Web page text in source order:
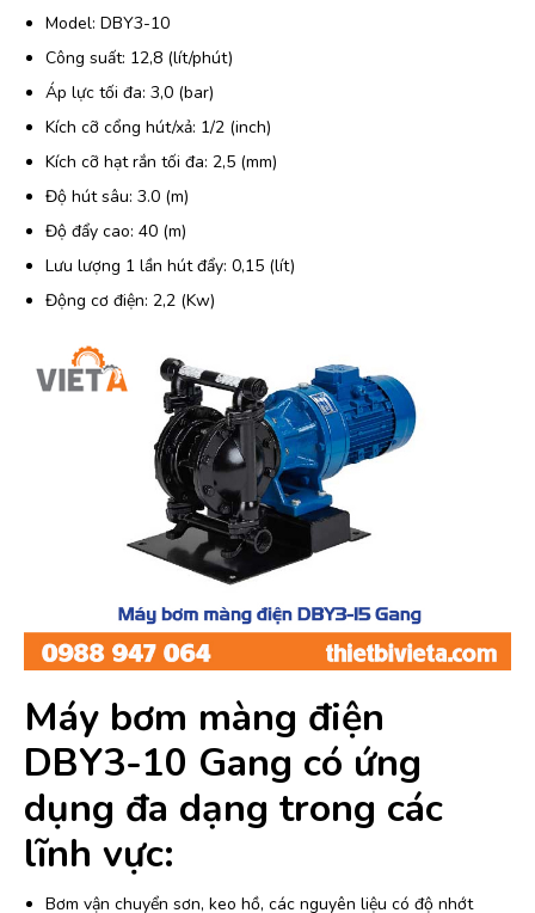
Model: DBY3-10
Công suất: 12,8 (lít/phút)
Áp lực tối đa: 3,0 (bar)
Kích cỡ cổng hút/xả: 1/2 (inch)
Kích cỡ hạt rắn tối đa: 2,5 (mm)
Độ hút sâu: 3.0 (m)
Độ đẩy cao: 40 (m)
Lưu lượng 1 lần hút đẩy: 0,15 (lít)
Động cơ điện: 2,2 (Kw)
Máy bơm màng điện
DBY3-10 Gang có ứng
dụng đa dạng trong các
lĩnh vực:
Bơm vận chuyển sơn, keo hồ, các nguyên liệu có độ nhớt